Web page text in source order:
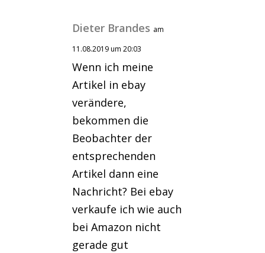
Dieter Brandes am
11.08.2019 um 20:03
Wenn ich meine
Artikel in ebay
verändere,
bekommen die
Beobachter der
entsprechenden
Artikel dann eine
Nachricht? Bei ebay
verkaufe ich wie auch
bei Amazon nicht
gerade gut